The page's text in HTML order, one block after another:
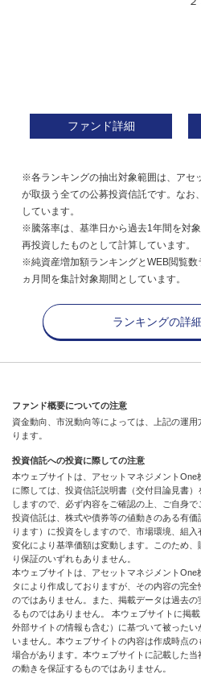
ファンド詳細
※各ランキングの抽出対象範囲は、アセ
が取扱う全ての公募投資信託です。なお
しています。
※騰落率は、基準日から過去1年間を対
再投資したものとして計算しています。
※純資産増加額ランキングとWEB閲覧数
ヵ月間を集計対象期間としています。
ランキングの詳
ファンド概要についての注意
資金動向、市況動向等によっては、上記の運
ります。
投資信託への投資に際しての注意
本ウェブサイトは、アセットマネジメント
に際しては、投資信託説明書（交付目論見書
しますので、必ず内容をご確認の上、ご自身で
投資信託は、株式や債券等の値動きのある有
ります）に投資をしますので、市場環境、組
変化により基準価額は変動します。このため
り保証のいずれもありません。
本ウェブサイトは、アセットマネジメント
タにより作成しておりますが、その内容の完
のではありません。また、掲載データは過去
るものではありません。 本ウェブサイトに掲
外部サイトの情報も含む）に基づいて被った
いません。本ウェブサイトの内容は作成時点
場合があります。本ウェブサイトに記載した
の動きを保証するものではありません。